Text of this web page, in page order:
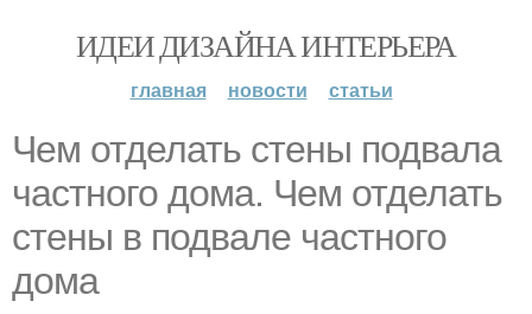
ИДЕИ ДИЗАЙНА ИНТЕРЬЕРА
главная новости статьи
Чем отделать стены подвала
частного дома. Чем отделать
стены в подвале частного
дома